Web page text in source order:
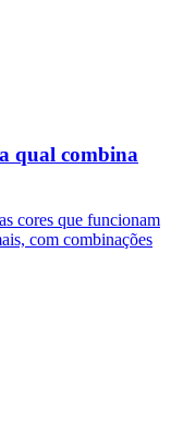
qual combina
cores que funcionam
com combinações